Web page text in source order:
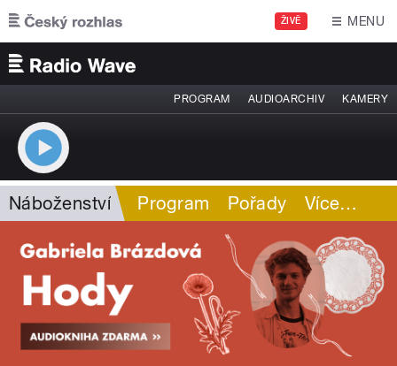
Přejít k hlavnímu obsahu
ŽIVĚ MENU
PROGRAM AUDIOARCHIV KAMERY
Náboženství Program Pořady Více…